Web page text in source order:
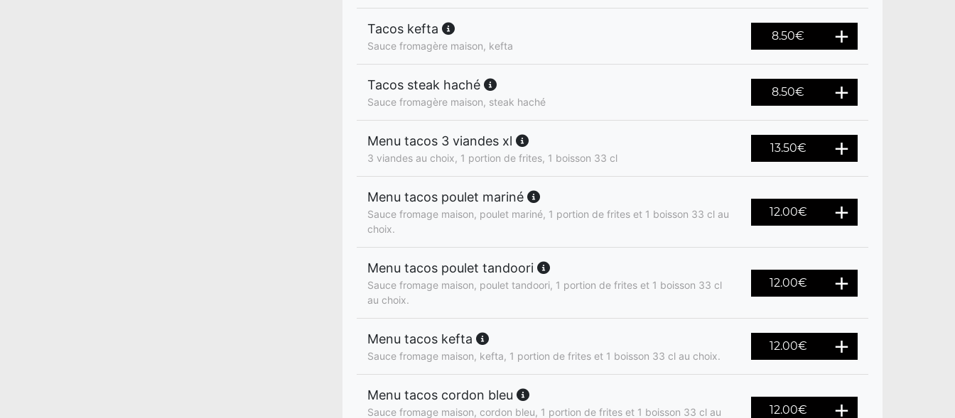
Tacos kefta
Sauce fromagère maison, kefta
8.50€
Tacos steak haché
Sauce fromagère maison, steak haché
8.50€
Menu tacos 3 viandes xl
3 viandes au choix, 1 portion de frites, 1 boisson 33 cl
13.50€
Menu tacos poulet mariné
Sauce fromage maison, poulet mariné, 1 portion de frites et 1 boisson 33 cl au
choix.
12.00€
Menu tacos poulet tandoori
Sauce fromage maison, poulet tandoori, 1 portion de frites et 1 boisson 33 cl
au choix.
12.00€
Menu tacos kefta
Sauce fromage maison, kefta, 1 portion de frites et 1 boisson 33 cl au choix.
12.00€
Menu tacos cordon bleu
Sauce fromage maison, cordon bleu, 1 portion de frites et 1 boisson 33 cl au
12.00€